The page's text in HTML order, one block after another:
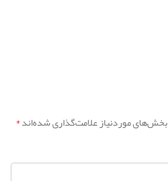
بخش‌های موردنیاز علامت‌گذاری شده‌اند*